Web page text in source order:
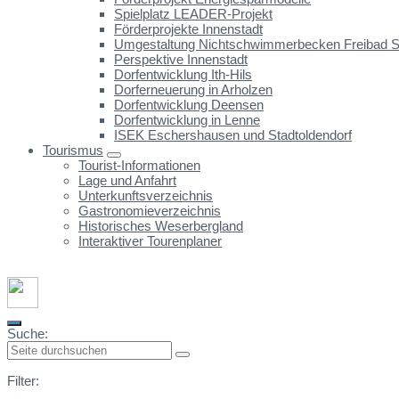
Spielplatz LEADER-Projekt
Förderprojekte Innenstadt
Umgestaltung Nichtschwimmerbecken Freibad
Perspektive Innenstadt
Dorfentwicklung Ith-Hils
Dorferneuerung in Arholzen
Dorfentwicklung Deensen
Dorfentwicklung in Lenne
ISEK Eschershausen und Stadtoldendorf
Tourismus
Tourist-Informationen
Lage und Anfahrt
Unterkunftsverzeichnis
Gastronomieverzeichnis
Historisches Weserbergland
Interaktiver Tourenplaner
Suche:
Filter: